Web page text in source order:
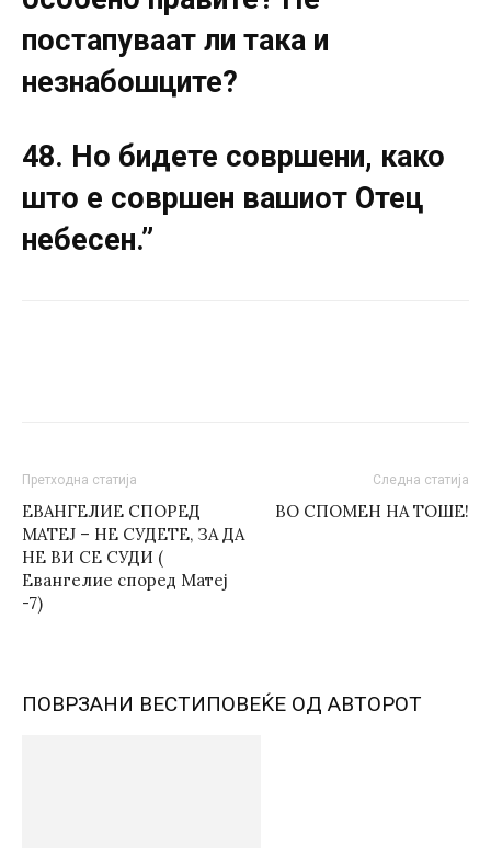
постапуваат ли така и
незнабошците?
48. Но бидете совршени, како
што е совршен вашиот Отец
небесен.”
Претходна статија
ЕВАНГЕЛИЕ СПОРЕД
МАТЕЈ – НЕ СУДЕТЕ, ЗА ДА
НЕ ВИ СЕ СУДИ (
Евангелие според Матеј
-7)
Следна статија
ВО СПОМЕН НА ТОШЕ!
ПОВРЗАНИ ВЕСТИПОВЕЌЕ ОД АВТОРОТ